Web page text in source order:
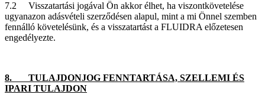
7.2 Visszatartási jogával Ön akkor élhet, ha viszontkövetelése
ugyanazon adásvételi szerződésen alapul, mint a mi Önnel szemben
fennálló követelésünk, és a visszatartást a FLUIDRA előzetesen
engedélyezte.
8. TULAJDONJOG FENNTARTÁSA, SZELLEMI ÉS
IPARI TULAJDON